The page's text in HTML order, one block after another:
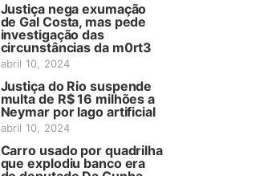
Justiça nega exumação
de Gal Costa, mas pede
investigação das
circunstâncias da m0rt3
abril 10, 2024
Justiça do Rio suspende
multa de R$ 16 milhões a
Neymar por lago artificial
abril 10, 2024
Carro usado por quadrilha
que explodiu banco era